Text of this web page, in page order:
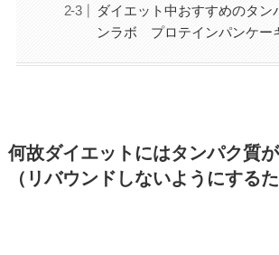
ダイエット中おすすめのタ
ンラボ プロテインパンケー
何故ダイエットにはタンパク質
（リバウンドしないようにするた